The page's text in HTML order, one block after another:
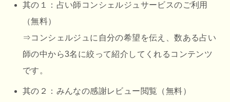
其の１：占い師コンシェルジュサービスのご利用
（無料）
⇒コンシェルジュに自分の希望を伝え、数ある占い
師の中から3名に絞って紹介してくれるコンテンツ
です。
其の２：みんなの感謝レビュー閲覧（無料）